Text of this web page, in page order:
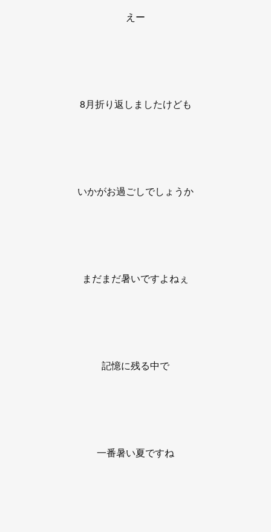
えー
8月折り返しましたけども
いかがお過ごしでしょうか
まだまだ暑いですよねぇ
記憶に残る中で
一番暑い夏ですね